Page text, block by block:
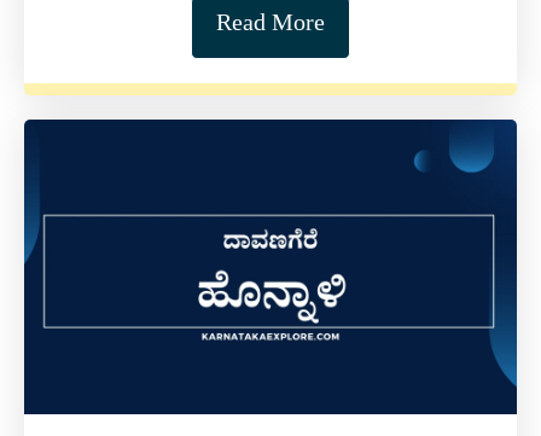
Read More